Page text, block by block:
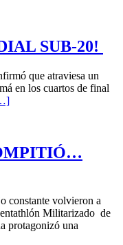
SUB-20!
que atraviesa un
en los cuartos de final
constante volvieron a
Militarizado de
protagonizó una